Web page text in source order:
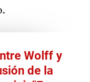
Wolff y
de la